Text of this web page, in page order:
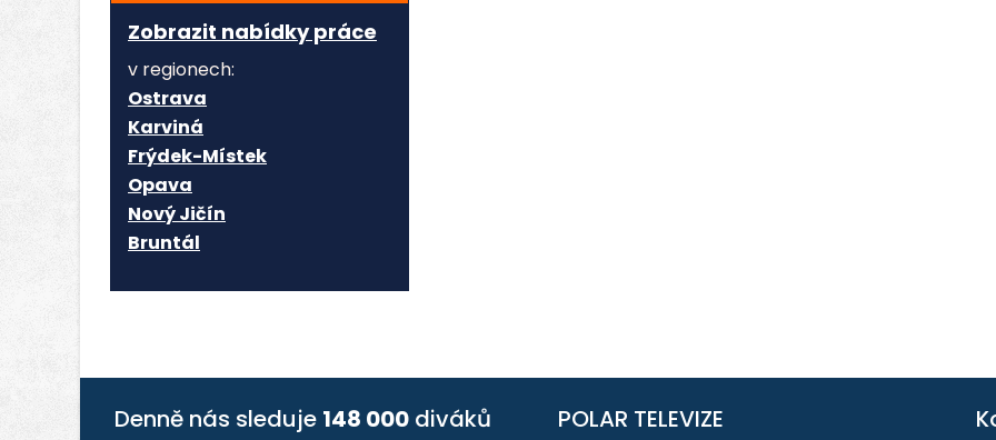
Zobrazit nabídky práce
v regionech:
Ostrava
Karviná
Frýdek-Místek
Opava
Nový Jičín
Bruntál
Denně nás sleduje 148 000 diváků POLAR TELEVIZE